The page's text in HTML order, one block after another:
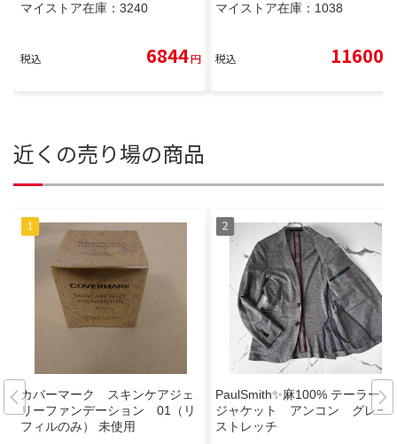
マイストア在庫： 3240
税込 6844円
マイストア在庫： 1038
税込 11600
近くの売り場の商品
カバーマーク スキンケアジェ
リーファンデーション 01（リ
フィルのみ） 未使用
PaulSmith✨麻100% テーラード
ジャケット アンコン グレー
ストレッチ